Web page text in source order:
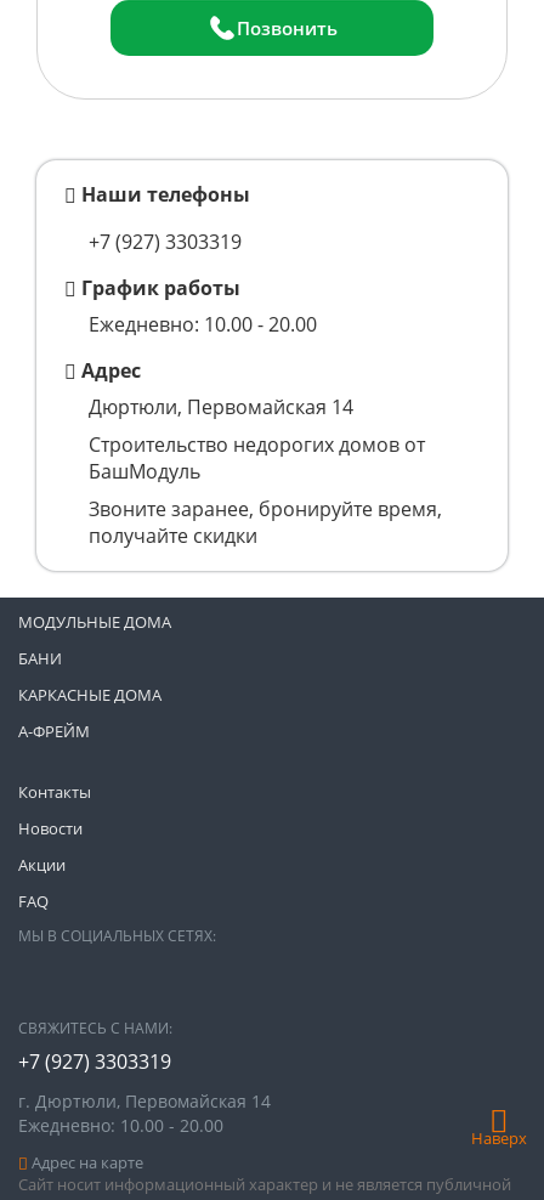
Наверх
Позвонить
Наши телефоны
+7 (927) 3303319
График работы
Ежедневно: 10.00 - 20.00
Адрес
Дюртюли, Первомайская 14
Строительство недорогих домов от
БашМодуль
Звоните заранее, бронируйте время,
получайте скидки
Контакты
Новости
Акции
FAQ
МОДУЛЬНЫЕ ДОМА
БАНИ
КАРКАСНЫЕ ДОМА
А-ФРЕЙМ
МЫ В СОЦИАЛЬНЫХ СЕТЯХ:
СВЯЖИТЕСЬ С НАМИ:
+7 (927) 3303319
г. Дюртюли, Первомайская 14
Ежедневно: 10.00 - 20.00
Адрес на карте
Сайт носит информационный характер и не является публичной